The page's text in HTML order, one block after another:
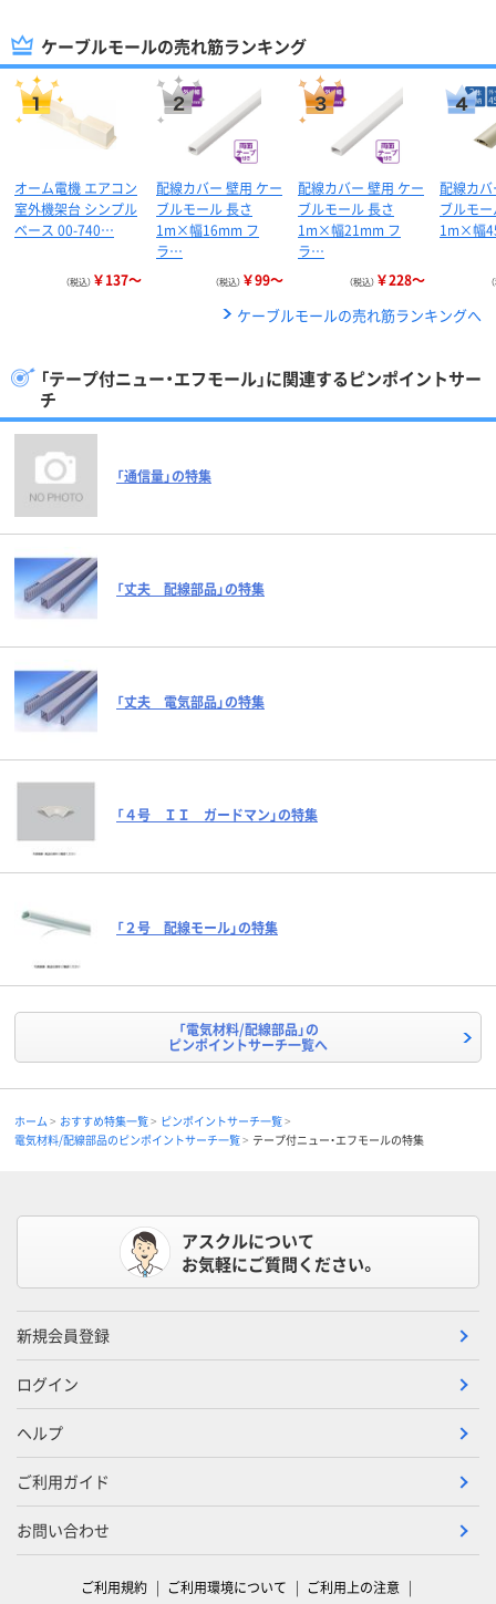
ケーブルモールの売れ筋ランキング
オーム電機 エアコン
室外機架台 シンプル
ベース 00-740…
（税込） ￥137～
配線カバー 壁用 ケー
ブルモール 長さ
1m×幅16mm フ
ラ…
（税込） ￥99～
配線カバー 壁用 ケー
ブルモール 長さ
1m×幅21mm フ
ラ…
（税込） ￥228～
配線カ
ブルモ
1m×幅
ケーブルモールの売れ筋ランキングへ
「テープ付ニュー・エフモール」に関連するピンポイントサー
チ
「通信量」の特集
「丈夫 配線部品」の特集
「丈夫 電気部品」の特集
「４号 ＩＩ ガードマン」の特集
「２号 配線モール」の特集
「電気材料/配線部品」の
ピンポイントサーチ一覧へ
ホーム おすすめ特集一覧
ピンポイントサーチ一覧
電気材料/配線部品のピンポイントサーチ一覧
テープ付ニュー・エフモールの特集
アスクルについて
お気軽にご質問ください。
新規会員登録
ログイン
ヘルプ
ご利用ガイド
お問い合わせ
ご利用規約 ご利用環境について ご利用上の注意